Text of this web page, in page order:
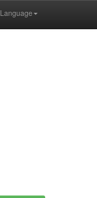
Language